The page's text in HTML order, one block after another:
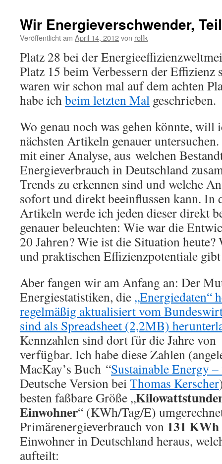
Wir Energieverschwender,
Veröffentlicht am April 14, 2012von rolfk
Platz 28 bei der
Platz 15 beim Verbessern der Effizienz
waren wir schon mal auf dem achten
habe ichbeim letzten Mal geschrieben.
Wo genau noch was gehen könnte, will
nächsten Artikeln genauer
mit einer Analyse, aus welchen
Energieverbrauch in Deutschland
Trends zu erkennen sind und welche
sofort und direkt beeinflussen kann. In
Artikeln werde ich jeden dieser direkt
genauer beleuchten: Wie war die
20 Jahren? Wie ist die Situation heute?
und praktischen Effizienzpotentiale gibt
Aber fangen wir am Anfang an: Der
Energiestatistiken, die „Energiedaten“
regelmäßig aktualisiert vom
sind als Spreadsheet (2,2MB)
Kennzahlen sind dort für die Jahre
verfügbar. Ich habe diese Zahlen
MacKay’s Buch “Sustainable Energy
Deutsche Version beiThomas Kerscher
besten faßbare Größe „
Einwohner“ (KWh/Tag/E)
Primärenergieverbrauch von 131 KWh
Einwohner in Deutschland heraus,
aufteilt: